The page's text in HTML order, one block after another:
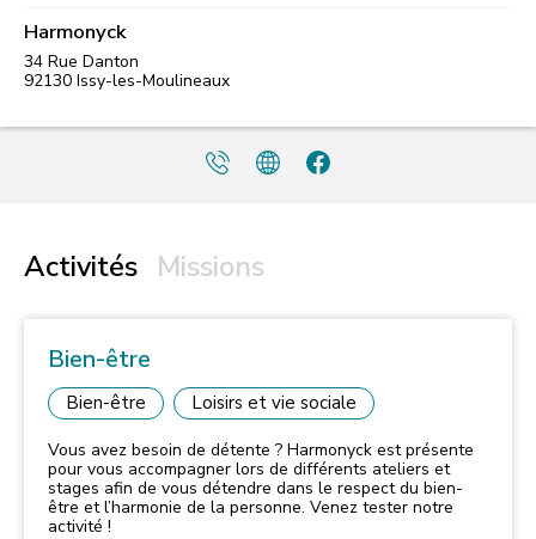
Harmonyck
34 Rue Danton
92130 Issy-les-Moulineaux
Activités Missions
Bien-être
Bien-être Loisirs et vie sociale
Vous avez besoin de détente ? Harmonyck est présente
pour vous accompagner lors de différents ateliers et
stages afin de vous détendre dans le respect du bien-
être et l’harmonie de la personne. Venez tester notre
activité !